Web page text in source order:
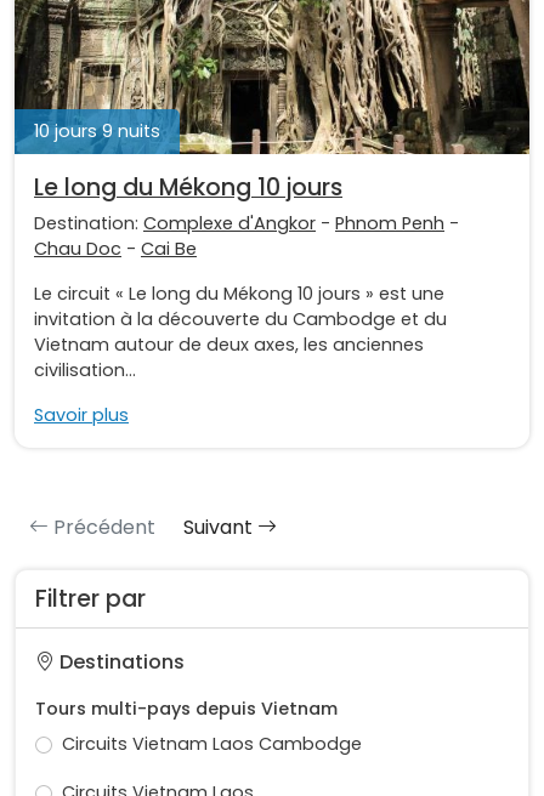
Filtrer par
Destinations
Tours multi-pays depuis Vietnam
Circuits Vietnam Laos Cambodge
10 jours 9 nuits
Le long du Mékong 10 jours
Destination: Complexe d'Angkor - Phnom Penh -
Chau Doc - Cai Be
Le circuit « Le long du Mékong 10 jours » est une
invitation à la découverte du Cambodge et du
Vietnam autour de deux axes, les anciennes
civilisation...
Savoir plus
Précédent Suivant